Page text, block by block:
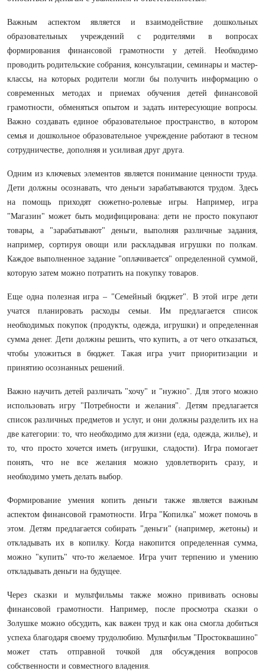
Важным аспектом является и взаимодействие дошкольных
образовательных учреждений с родителями в вопросах
формирования финансовой грамотности у детей. Необходимо
проводить родительские собрания, консультации, семинары и мастер-
классы, на которых родители могли бы получить информацию о
современных методах и приемах обучения детей финансовой
грамотности, обменяться опытом и задать интересующие вопросы.
Важно создавать единое образовательное пространство, в котором
семья и дошкольное образовательное учреждение работают в тесном
сотрудничестве, дополняя и усиливая друг друга.
Одним из ключевых элементов является понимание ценности труда.
Дети должны осознавать, что деньги зарабатываются трудом. Здесь
на помощь приходят сюжетно-ролевые игры. Например, игра
"Магазин" может быть модифицирована: дети не просто покупают
товары, а "зарабатывают" деньги, выполняя различные задания,
например, сортируя овощи или раскладывая игрушки по полкам.
Каждое выполненное задание "оплачивается" определенной суммой,
которую затем можно потратить на покупку товаров.
Еще одна полезная игра – "Семейный бюджет". В этой игре дети
учатся планировать расходы семьи. Им предлагается список
необходимых покупок (продукты, одежда, игрушки) и определенная
сумма денег. Дети должны решить, что купить, а от чего отказаться,
чтобы уложиться в бюджет. Такая игра учит приоритизации и
принятию осознанных решений.
Важно научить детей различать "хочу" и "нужно". Для этого можно
использовать игру "Потребности и желания". Детям предлагается
список различных предметов и услуг, и они должны разделить их на
две категории: то, что необходимо для жизни (еда, одежда, жилье), и
то, что просто хочется иметь (игрушки, сладости). Игра помогает
понять, что не все желания можно удовлетворить сразу, и
необходимо уметь делать выбор.
Формирование умения копить деньги также является важным
аспектом финансовой грамотности. Игра "Копилка" может помочь в
этом. Детям предлагается собирать "деньги" (например, жетоны) и
откладывать их в копилку. Когда накопится определенная сумма,
можно "купить" что-то желаемое. Игра учит терпению и умению
откладывать деньги на будущее.
Через сказки и мультфильмы также можно прививать основы
финансовой грамотности. Например, после просмотра сказки о
Золушке можно обсудить, как важен труд и как она смогла добиться
успеха благодаря своему трудолюбию. Мультфильм "Простоквашино"
может стать отправной точкой для обсуждения вопросов
собственности и совместного владения.